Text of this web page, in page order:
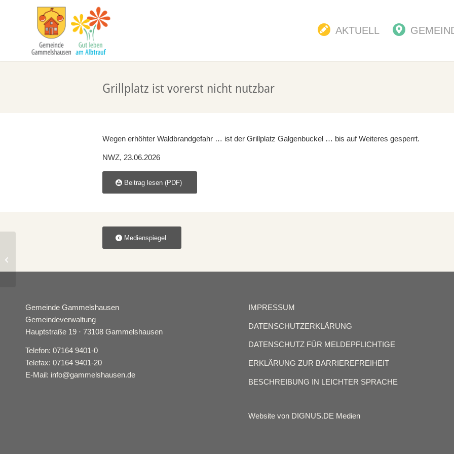
AKTUELL
Grillplatz ist vorerst nicht nutzbar
Wegen erhöhter Waldbrandgefahr … ist der Grillplatz Galgenbuckel … bis auf Weiteres gesperrt.
NWZ, 23.06.2026
Beitrag lesen (PDF)
Medienspiegel
Gemeinde Gammelshausen
Gemeindeverwaltung
Hauptstraße 19 · 73108 Gammelshausen
Telefon: 07164 9401-0
Telefax: 07164 9401-20
E-Mail: info@gammelshausen.de
IMPRESSUM
DATENSCHUTZERKLÄRUNG
DATENSCHUTZ FÜR MELDEPFLICHTIGE
ERKLÄRUNG ZUR BARRIEREFREIHEIT
BESCHREIBUNG IN LEICHTER SPRACHE
Website von DIGNUS.DE Medien